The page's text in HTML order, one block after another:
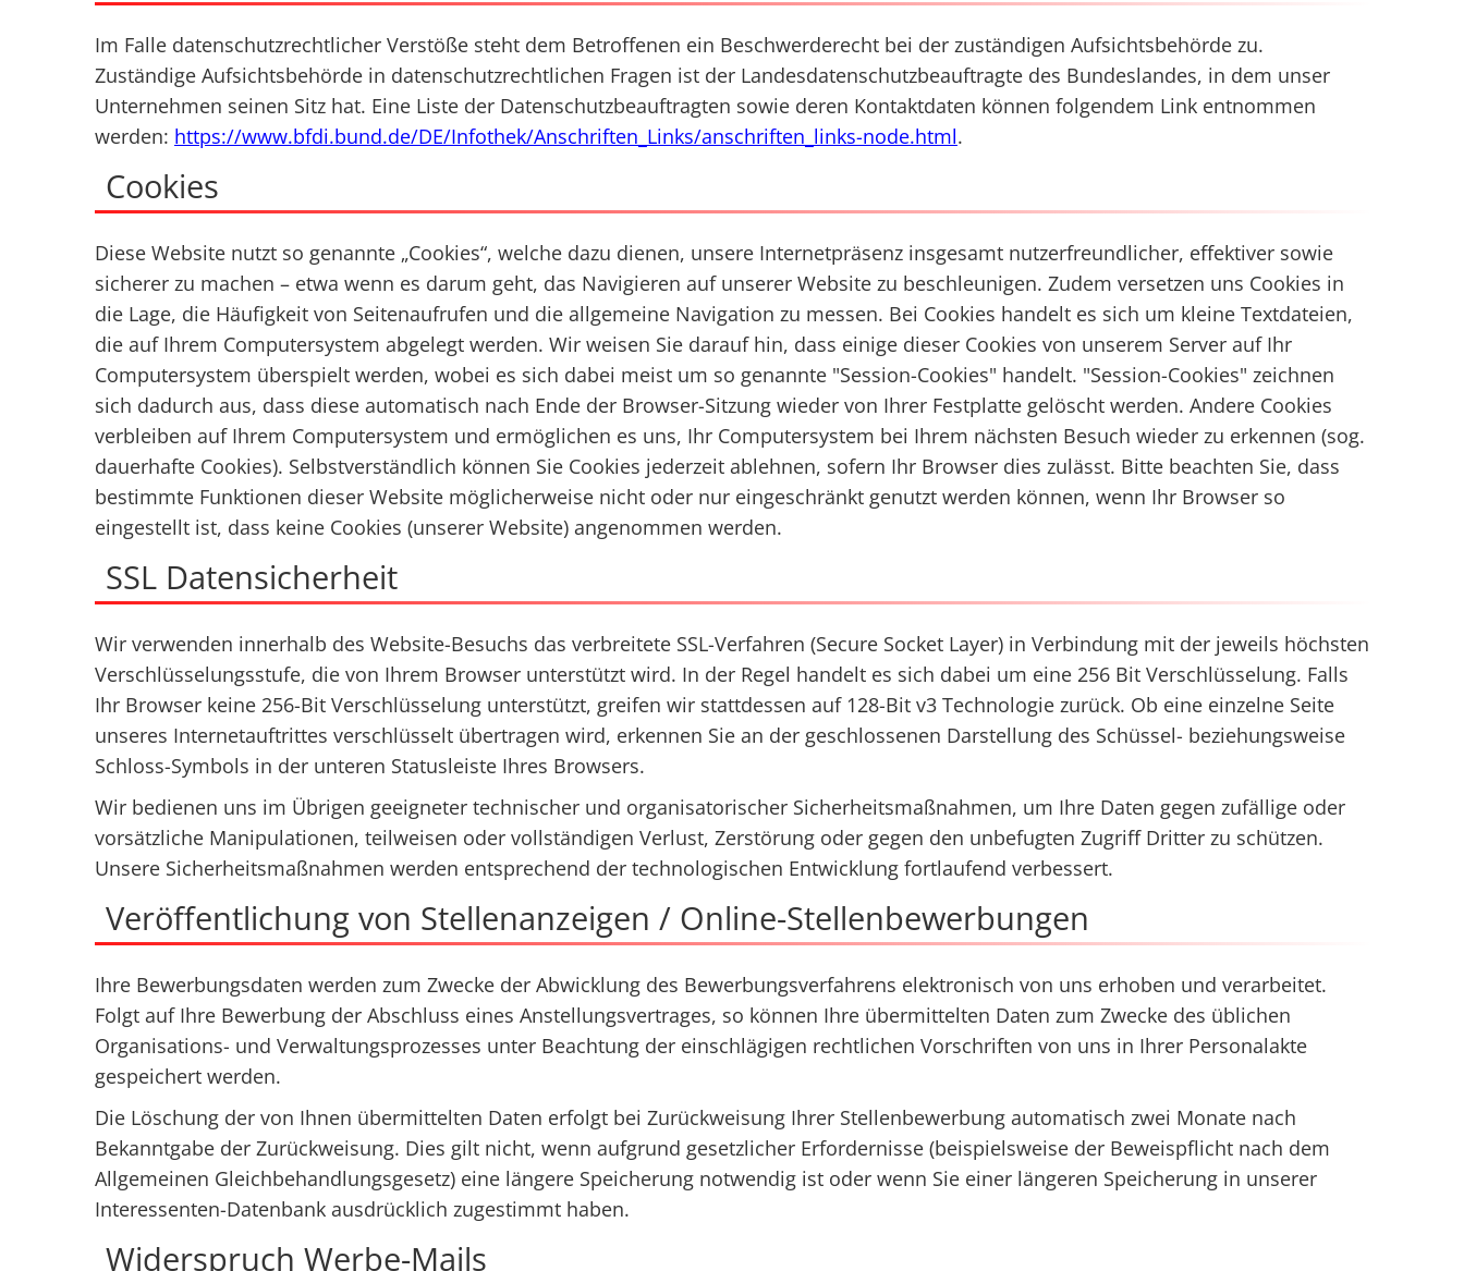
Im Falle datenschutzrechtlicher Verstöße steht dem Betroffenen ein Beschwerderecht bei der zuständigen Aufsichtsbehörde zu.
Zuständige Aufsichtsbehörde in datenschutzrechtlichen Fragen ist der Landesdatenschutzbeauftragte des Bundeslandes, in dem unser
Unternehmen seinen Sitz hat. Eine Liste der Datenschutzbeauftragten sowie deren Kontaktdaten können folgendem Link entnommen
werden: https://www.bfdi.bund.de/DE/Infothek/Anschriften_Links/anschriften_links-node.html.
Cookies
Diese Website nutzt so genannte „Cookies“, welche dazu dienen, unsere Internetpräsenz insgesamt nutzerfreundlicher, effektiver sowie
sicherer zu machen – etwa wenn es darum geht, das Navigieren auf unserer Website zu beschleunigen. Zudem versetzen uns Cookies in
die Lage, die Häufigkeit von Seitenaufrufen und die allgemeine Navigation zu messen. Bei Cookies handelt es sich um kleine Textdateien,
die auf Ihrem Computersystem abgelegt werden. Wir weisen Sie darauf hin, dass einige dieser Cookies von unserem Server auf Ihr
Computersystem überspielt werden, wobei es sich dabei meist um so genannte "Session-Cookies" handelt. "Session-Cookies" zeichnen
sich dadurch aus, dass diese automatisch nach Ende der Browser-Sitzung wieder von Ihrer Festplatte gelöscht werden. Andere Cookies
verbleiben auf Ihrem Computersystem und ermöglichen es uns, Ihr Computersystem bei Ihrem nächsten Besuch wieder zu erkennen (sog.
dauerhafte Cookies). Selbstverständlich können Sie Cookies jederzeit ablehnen, sofern Ihr Browser dies zulässt. Bitte beachten Sie, dass
bestimmte Funktionen dieser Website möglicherweise nicht oder nur eingeschränkt genutzt werden können, wenn Ihr Browser so
eingestellt ist, dass keine Cookies (unserer Website) angenommen werden.
SSL Datensicherheit
Wir verwenden innerhalb des Website-Besuchs das verbreitete SSL-Verfahren (Secure Socket Layer) in Verbindung mit der jeweils höchsten
Verschlüsselungsstufe, die von Ihrem Browser unterstützt wird. In der Regel handelt es sich dabei um eine 256 Bit Verschlüsselung. Falls
Ihr Browser keine 256-Bit Verschlüsselung unterstützt, greifen wir stattdessen auf 128-Bit v3 Technologie zurück. Ob eine einzelne Seite
unseres Internetauftrittes verschlüsselt übertragen wird, erkennen Sie an der geschlossenen Darstellung des Schüssel- beziehungsweise
Schloss-Symbols in der unteren Statusleiste Ihres Browsers.
Wir bedienen uns im Übrigen geeigneter technischer und organisatorischer Sicherheitsmaßnahmen, um Ihre Daten gegen zufällige oder
vorsätzliche Manipulationen, teilweisen oder vollständigen Verlust, Zerstörung oder gegen den unbefugten Zugriff Dritter zu schützen.
Unsere Sicherheitsmaßnahmen werden entsprechend der technologischen Entwicklung fortlaufend verbessert.
Veröffentlichung von Stellenanzeigen / Online-Stellenbewerbungen
Ihre Bewerbungsdaten werden zum Zwecke der Abwicklung des Bewerbungsverfahrens elektronisch von uns erhoben und verarbeitet.
Folgt auf Ihre Bewerbung der Abschluss eines Anstellungsvertrages, so können Ihre übermittelten Daten zum Zwecke des üblichen
Organisations- und Verwaltungsprozesses unter Beachtung der einschlägigen rechtlichen Vorschriften von uns in Ihrer Personalakte
gespeichert werden.
Die Löschung der von Ihnen übermittelten Daten erfolgt bei Zurückweisung Ihrer Stellenbewerbung automatisch zwei Monate nach
Bekanntgabe der Zurückweisung. Dies gilt nicht, wenn aufgrund gesetzlicher Erfordernisse (beispielsweise der Beweispflicht nach dem
Allgemeinen Gleichbehandlungsgesetz) eine längere Speicherung notwendig ist oder wenn Sie einer längeren Speicherung in unserer
Interessenten-Datenbank ausdrücklich zugestimmt haben.
Widerspruch Werbe-Mails